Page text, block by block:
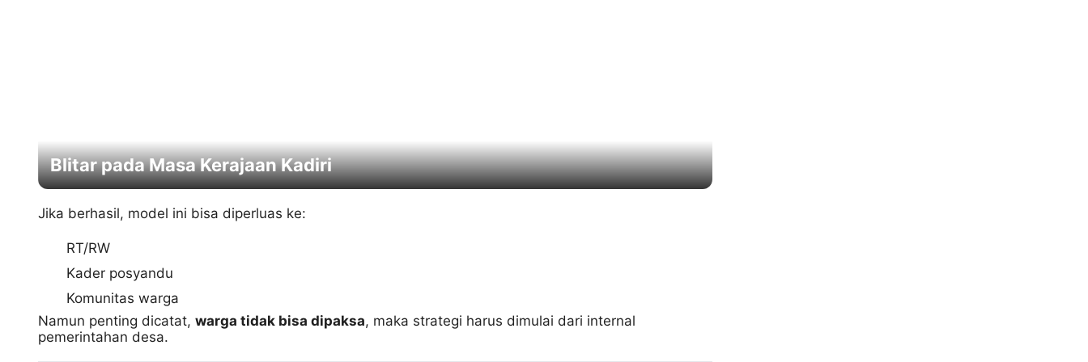
Blitar pada Masa Kerajaan Kadiri
Jika berhasil, model ini bisa diperluas ke:
RT/RW
Kader posyandu
Komunitas warga
Namun penting dicatat, warga tidak bisa dipaksa, maka strategi harus dimulai dari internal
pemerintahan desa.